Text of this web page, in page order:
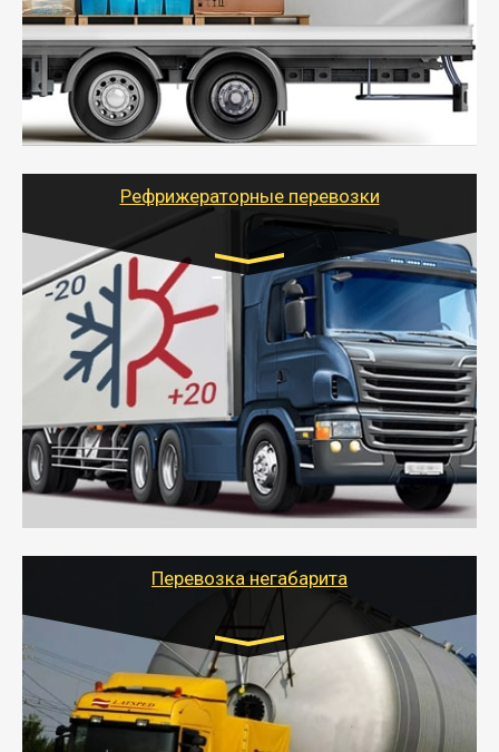
- Экономный способ доставить вещи от 200 кг в
другой город - догрузом или попутно. Попутные
грузоперевозки для физлиц, ИП и юрлиц обходятся
дешевле.
- Тайгер Логистик организует доставку
крупногабаритных и личных вещей по нужному
для погрузочно-разгрузочных работ при перевозке.
Рефрижераторные перевозки
Транспорт:
Газель (1,5 и 3 тонны), Бычок, Еврофура от 5 до
10 тонн
от 6000 руб.
- Рефрижераторные перевозки грузов с
соблюдением температурного режима, работающим
термописцем, санитарной обработкой кузова и мед.
книжкой у водителя.
- Тайгер Логистик поможет быстро перевезти
скоропортящиеся продукты в любой город России с
Перевозка негабарита
Цена за км. Рассчитывается
индивидуально